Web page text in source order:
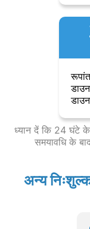
ध्यान दें कि 24 घंटे के
समयावधि के
अन्य